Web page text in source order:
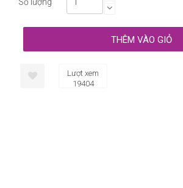
Lượt xem
19404